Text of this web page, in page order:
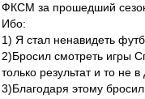
ФКСМ за прошедший
Ибо:
1) Я стал ненавидеть
2)Бросил смотреть игры
только результат и то не в
3)Благодаря этому